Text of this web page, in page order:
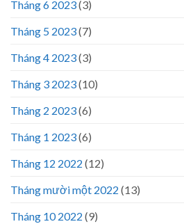
Tháng 6 2023(3)
Tháng 5 2023(7)
Tháng 4 2023(3)
Tháng 3 2023(10)
Tháng 2 2023(6)
Tháng 1 2023(6)
Tháng 12 2022 (12)
Tháng mười một 2022 (13)
Tháng 10 2022 (9)